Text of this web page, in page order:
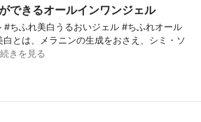
できるオールインワンジェル
#ちふれ美白うるおいジェル #ちふれオール
とは、メラニンの生成をおさえ、シミ・ソ
続きを見る